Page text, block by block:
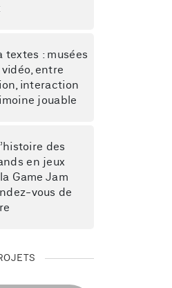
textes : musées
entre
interaction
jouable
des
en jeux
Game Jam
vous de